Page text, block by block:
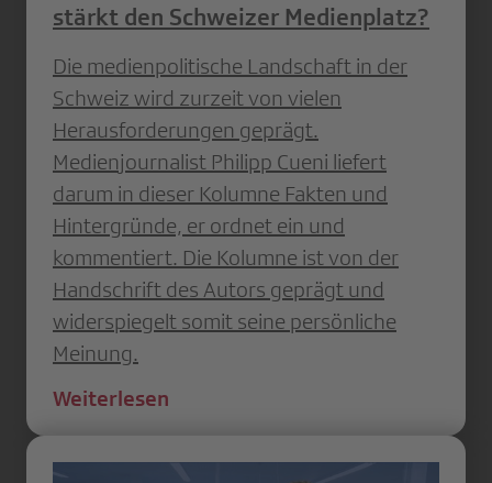
stärkt den Schweizer Medienplatz?
Die medienpolitische Landschaft in der
Schweiz wird zurzeit von vielen
Herausforderungen geprägt.
Medienjournalist Philipp Cueni liefert
darum in dieser Kolumne Fakten und
Hintergründe, er ordnet ein und
kommentiert. Die Kolumne ist von der
Handschrift des Autors geprägt und
widerspiegelt somit seine persönliche
Meinung.
Weiterlesen